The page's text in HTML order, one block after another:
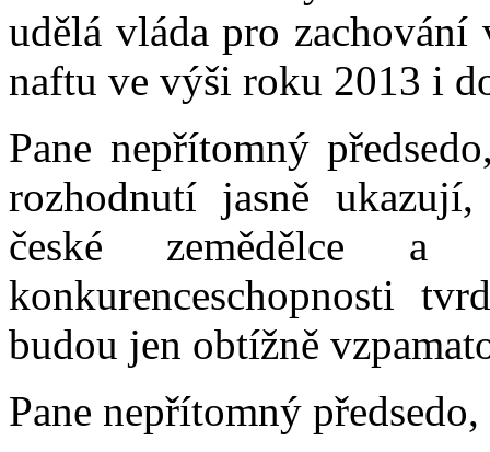
udělá vláda pro zachování
naftu ve výši roku 2013 i
Pane nepřítomný
rozhodnutí jasně
české zemědělce
konkurenceschopnosti
budou jen obtížně
Pane nepřítomný